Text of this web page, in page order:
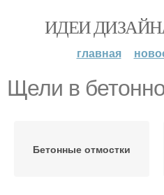
ИДЕИ
главная
Щели в
Бетонные отмостки